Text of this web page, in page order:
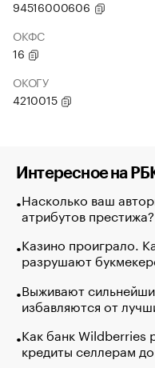
94516000606
ОКФС
16
ОКОГУ
4210015
Интересное на
Насколько ваш
атрибутов
Казино проиграло.
разрушают
Выживают
избавляются от
Как банк Wildberries
кредиты селлерам